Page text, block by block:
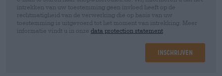
intrekken van uw toestemming geen invloed heeft op de
rechtmatigheid van de verwerking die op basis van uw
toestemming is uitgevoerd tot het moment van intrekking. Meer
informatie vindt u in onze data protection statement
Inschrijven